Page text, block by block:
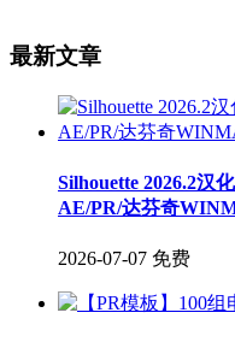
最新文章
Silhouette 2026.2汉
AE/PR/达芬奇
2026-07-07 免费